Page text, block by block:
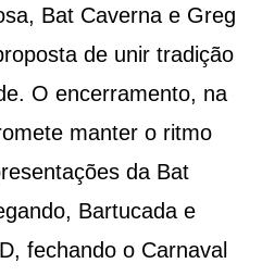
Bat Caverna e Greg
de unir tradição
O encerramento, na
manter o ritmo
da Bat
Bartucada e
fechando o Carnaval